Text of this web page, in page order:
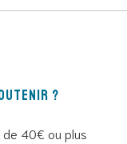
?
de 40€ ou plus